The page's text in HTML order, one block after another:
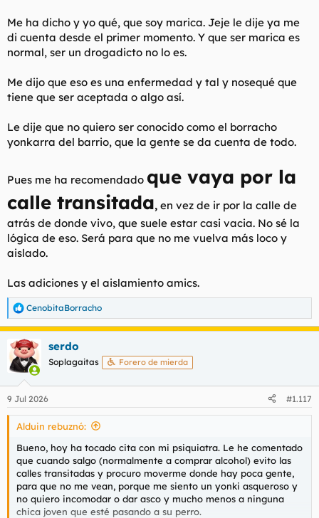
Me ha dicho y yo qué, que soy marica. Jeje le dije ya me
di cuenta desde el primer momento. Y que ser marica es
normal, ser un drogadicto no lo es.
Me dijo que eso es una enfermedad y tal y nosequé que
tiene que ser aceptada o algo así.
Le dije que no quiero ser conocido como el borracho
yonkarra del barrio, que la gente se da cuenta de todo.
Pues me ha recomendado que vaya por la
calle transitada, en vez de ir por la calle de
atrás de donde vivo, que suele estar casi vacia. No sé la
lógica de eso. Será para que no me vuelva más loco y
aislado.
Las adiciones y el aislamiento amics.
R
e
a
c
c
i
e
s
CenobitaBorracho
serdo
Soplagaitas Forero de mierda
9 Jul 2026 #1.117
Alduin rebuznó:
Bueno, hoy ha tocado cita con mi psiquiatra. Le he comentado
que cuando salgo (normalmente a comprar alcohol) evito las
calles transitadas y procuro moverme donde hay poca gente,
para que no me vean, porque me siento un yonki asqueroso y
no quiero incomodar o dar asco y mucho menos a ninguna
chica joven que esté pasando a su perro.